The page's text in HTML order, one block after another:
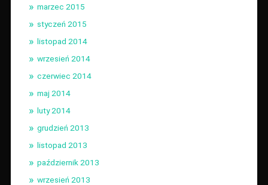
marzec 2015
styczeń 2015
listopad 2014
wrzesień 2014
czerwiec 2014
maj 2014
luty 2014
grudzień 2013
listopad 2013
październik 2013
wrzesień 2013